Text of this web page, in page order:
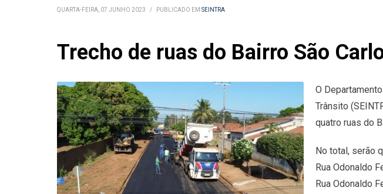
QUARTA-FEIRA, 07 JUNHO 2023 / PUBLICADO EM SEINTRA
Trecho de ruas do Bairro São
O
Trânsito
quatro ruas do
No total, serão
Rua Odonaldo
Rua Odonaldo